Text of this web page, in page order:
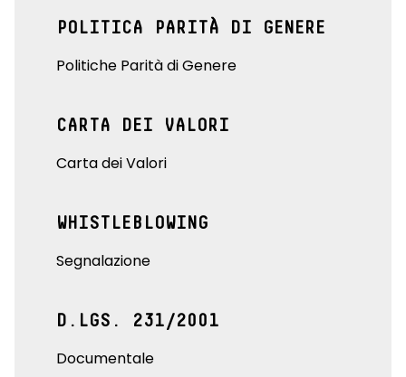
POLITICA PARITÀ DI GENERE
Politiche Parità di Genere
CARTA DEI VALORI
Carta dei Valori
WHISTLEBLOWING
Segnalazione
D.LGS. 231/2001
Documentale